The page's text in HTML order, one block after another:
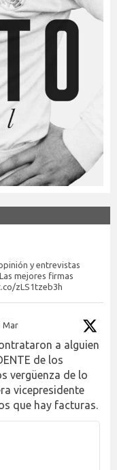
y entrevistas
mejores firmas
zLS1tzeb3h
Mar
a alguien
de los
vergüenza de lo
vicepresidente
que hay facturas.